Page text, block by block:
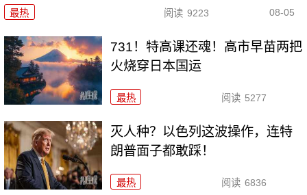
最热 阅读 9223 08-05
731！特高课还魂！高市早苗两把
火烧穿日本国运
最热 阅读 5277
灭人种？以色列这波操作，连特
朗普面子都敢踩！
最热 阅读 6836